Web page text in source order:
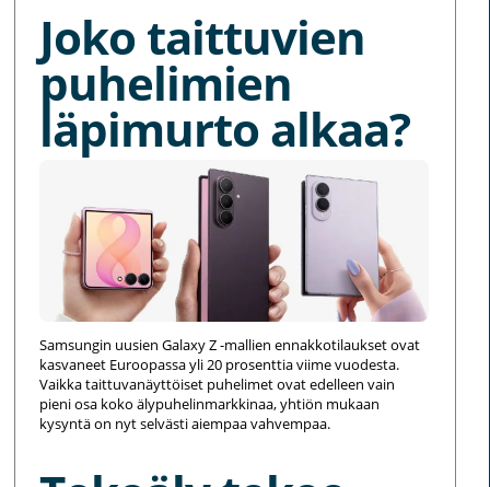
Joko taittuvien
puhelimien
läpimurto alkaa?
Samsungin uusien Galaxy Z -mallien ennakkotilaukset ovat
kasvaneet Euroopassa yli 20 prosenttia viime vuodesta.
Vaikka taittuvanäyttöiset puhelimet ovat edelleen vain
pieni osa koko älypuhelinmarkkinaa, yhtiön mukaan
kysyntä on nyt selvästi aiempaa vahvempaa.